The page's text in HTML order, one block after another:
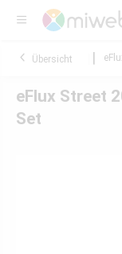
Übersicht
eFlux Street
Set